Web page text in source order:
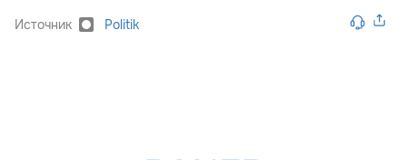
Источник Politik